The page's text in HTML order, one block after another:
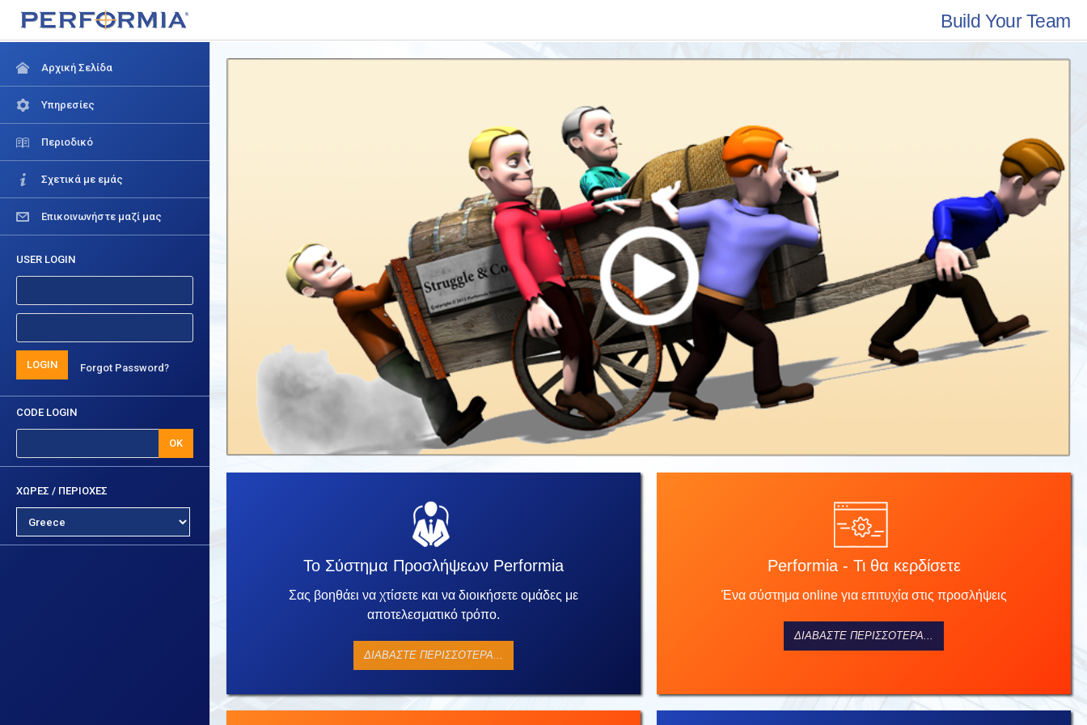
Build Your Team
Αρχική Σελίδα
Υπηρεσίες
Περιοδικό
Σχετικά με εμάς
Επικοινωνήστε μαζί μας
USER LOGIN
LOGIN Forgot Password?
CODE LOGIN
OK
ΧΩΡΕΣ / ΠΕΡΙΟΧΕΣ
Το Σύστημα Προσλήψεων Performia
Σας βοηθάει να χτίσετε και να διοικήσετε ομάδες με
αποτελεσματικό τρόπο.
ΔΙΑΒΆΣΤΕ ΠΕΡΙΣΣΌΤΕΡΑ...
Performia - Τι θα κερδίσετε
Ένα σύστημα online για επιτυχία στις προσλήψεις
ΔΙΑΒΆΣΤΕ ΠΕΡΙΣΣΌΤΕΡΑ...